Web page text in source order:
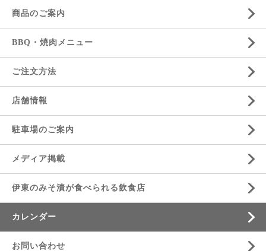
商品のご案内
BBQ・焼肉メニュー
ご注文方法
店舗情報
駐車場のご案内
メディア掲載
伊東のみそ漬が食べられる飲食店
カレンダー
お問い合わせ